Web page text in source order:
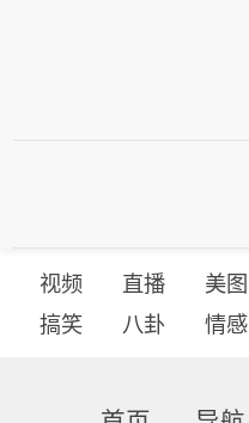
视频 直播 美图
搞笑
八卦 情感